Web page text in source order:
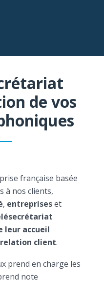
de vos
française basée
à nos clients,
, entrepriseset
leur accueil
relation client.
prend en charge les
note